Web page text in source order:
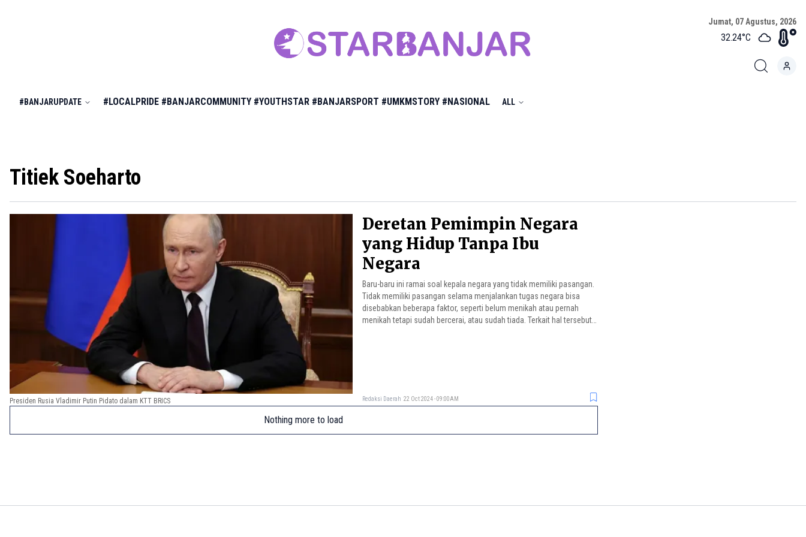
Jumat, 07 Agustus, 2026
32.24°C
#BANJARUPDATE #LOCALPRIDE #BANJARCOMMUNITY #YOUTHSTAR #BANJARSPORT #UMKMSTORY #NASIONAL ALL
Titiek Soeharto
Deretan Pemimpin Negara
yang Hidup Tanpa Ibu
Negara
Baru-baru ini ramai soal kepala negara yang tidak memiliki pasangan.
Tidak memiliki pasangan selama menjalankan tugas negara bisa
disebabkan beberapa faktor, seperti belum menikah atau pernah
menikah tetapi sudah bercerai, atau sudah tiada. Terkait hal tersebut,
Redaksi Daerah 22 Oct 2024 - 09:00AM
Presiden Rusia Vladimir Putin Pidato dalam KTT BRICS
Nothing more to load